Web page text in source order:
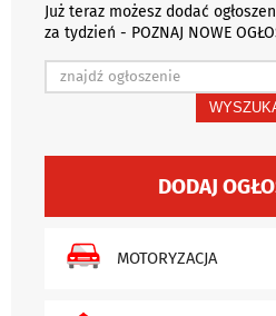
Już teraz możesz dodać
za tydzień - POZNAJ NOWE
DODAJ
MOTORYZACJA